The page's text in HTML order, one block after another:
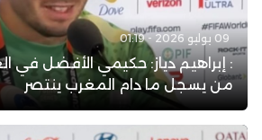
09 يوليو 2026 - 01:19
: إبراهيم دياز: حكيمي الأفضل في
من يسجل ما دام المغرب ينتصر